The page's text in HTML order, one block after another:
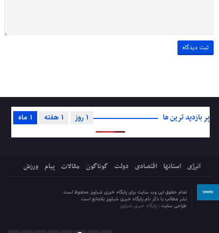
پر بازدید ترین ها 1 ماه 1 هفته 1 روز
انرژی استانها اقتصادی دولت گوناگون مقالات پیام ورزش
تمام حقوق این وب سایت برای پایگاه خبری شباویز محفوظ است.
نشر مطالب با ذکر نام پایگاه خبری شباویز بلامانع است.
طراحی سایت : پایگاه خبری شباویز